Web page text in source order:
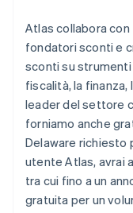
Atlas collabora con
fondatori sconti e
sconti su strumenti
fiscalità, la
leader del settore
forniamo anche
Delaware richiesto
utente Atlas, avrai
tra cui fino a un
gratuita per un